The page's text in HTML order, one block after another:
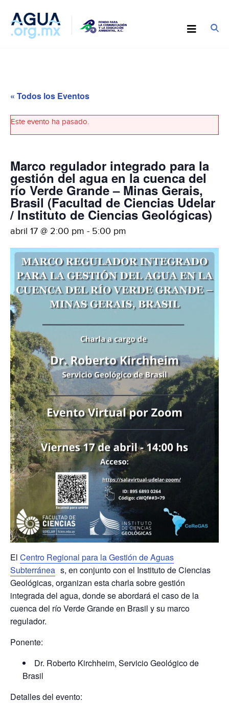
« Todos los Eventos
Este evento ha pasado.
Marco regulador integrado para la
gestión del agua en la cuenca del
río Verde Grande – Minas Gerais,
Brasil (Facultad de Ciencias Udelar
/ Instituto de Ciencias Geológicas)
abril 17 @ 2:00 pm - 5:00 pm
El Centro Regional para la Gestión de Aguas
Subterránea s, en conjunto con el Instituto de Ciencias
Geológicas, organizan esta charla sobre gestión
integrada del agua, donde se abordará el caso de la
cuenca del río Verde Grande en Brasil y su marco
regulador.
Ponente:
Dr. Roberto Kirchheim, Servicio Geológico de
Brasil
Detalles del evento: